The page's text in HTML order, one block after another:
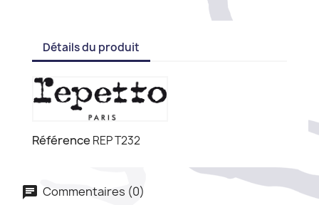
Détails du produit
Référence REP T232
Commentaires (0)